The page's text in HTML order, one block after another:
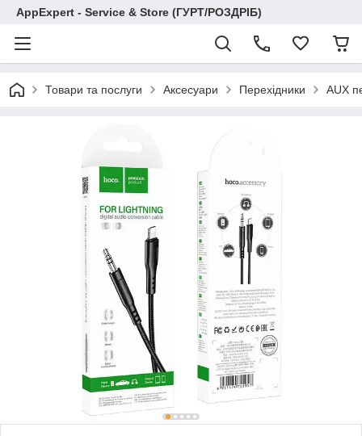
AppExpert - Service & Store (ГУРТ/РОЗДРІБ)
Товари та послуги Аксесуари Перехідники AUX